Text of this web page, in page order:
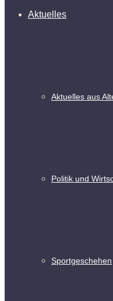
Aktuelles
Aktuelles aus
Politik und
Sportgeschehen